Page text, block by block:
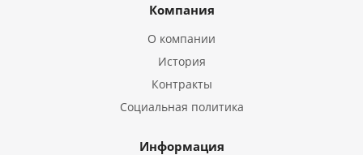
Компания
О компании
История
Контракты
Социальная политика
Информация